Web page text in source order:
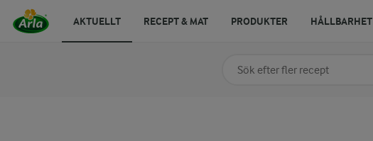
Sök på kategori eller ingrediens
AKTUELLT RECEPT & MAT PRODUKTER HÅLLBARHET